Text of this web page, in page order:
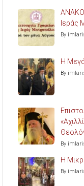
Ιεράς
By
Η
By
By
Η
By